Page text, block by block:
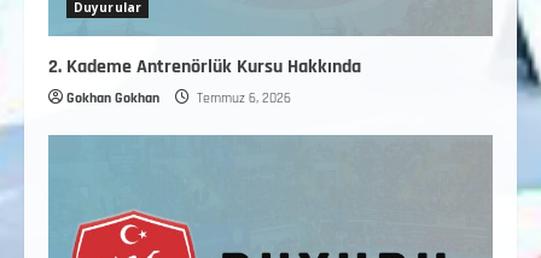
Duyurular
2. Kademe Antrenörlük Kursu Hakkında
Gokhan Gokhan Temmuz 6, 2026